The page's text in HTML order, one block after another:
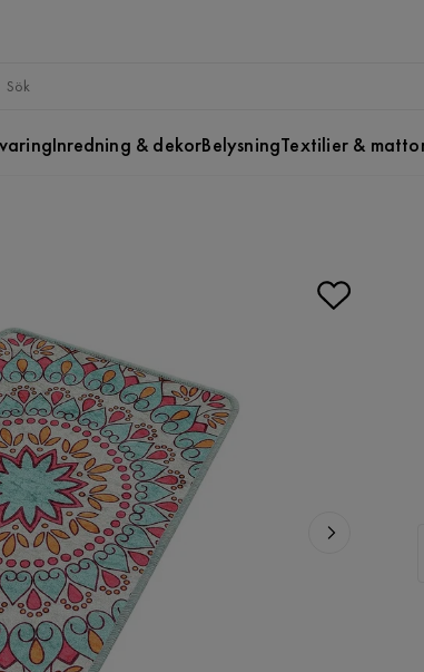
Inredning & dekorBelysningTextilier &